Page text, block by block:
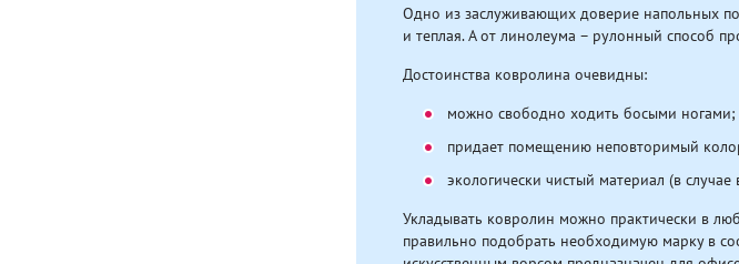
Одно из заслуживающих доверие напольных
и теплая. А от линолеума – рулонный способ
Достоинства ковролина очевидны:
можно свободно ходить босыми ногами;
придает помещению неповторимый
экологически чистый материал (в
Укладывать ковролин можно практически в
правильно подобрать необходимую марку в